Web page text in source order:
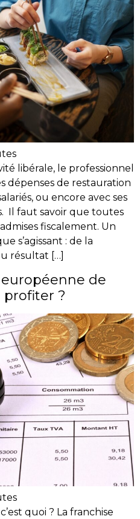
libérale, le professionnel
dépenses de restauration
ou encore avec ses
Il faut savoir que toutes
fiscalement. Un
s’agissant : de la
résultat […]
de
profiter ?
quoi ? La franchise